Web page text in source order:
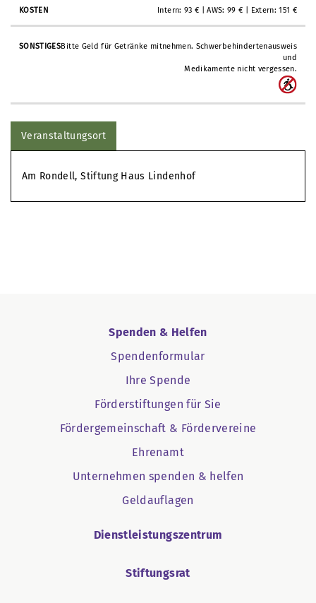
Intern: 93 € | AWS: 99 € | Extern: 151 €
Bitte Geld für Getränke mitnehmen. Schwerbehindertenausweis
und
Medikamente nicht vergessen.
Veranstaltungsort
Am Rondell, Stiftung Haus Lindenhof
Spenden & Helfen
Spendenformular
Ihre Spende
Förderstiftungen für Sie
Fördergemeinschaft & Fördervereine
Ehrenamt
Unternehmen spenden & helfen
Geldauflagen
Dienstleistungszentrum
Stiftungsrat